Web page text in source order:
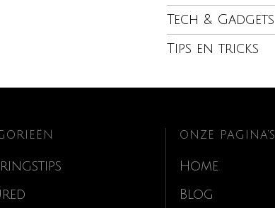
Tech & Gadgets
Tips en tricks
ONZE PAGINA’S
Home
Blog